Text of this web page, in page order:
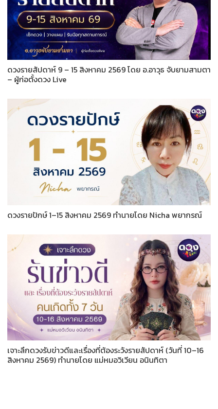
ดวงรายสัปดาห์ 9 – 15 สิงหาคม 2569 โดย อ.อาวุธ จับยามสามตา
– ผู้ก่อตั้งดวง Live
ดวงรายปักษ์ 1–15 สิงหาคม 2569 ทำนายโดย Nicha พยากรณ์
เจาะลึกดวงรับข่าวดีและเรื่องที่ต้องระวังรายสัปดาห์ (วันที่ 10–16
สิงหาคม 2569) ทำนายโดย แม่หมอวิเวียน อนินทิตา